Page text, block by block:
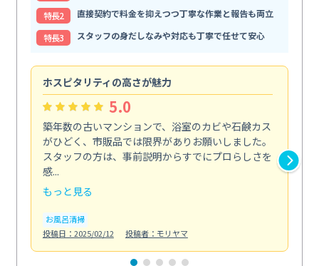
特⻑2
直接契約で料金を抑えつつ丁寧な作業と報告も両立
特⻑3
スタッフの身だしなみや対応も丁寧で任せて安心
ホスピタリティの高さが魅力
5.0
築年数の古いマンションで、浴室のカビや石鹸カス
がひどく、市販品では限界がありお願いしました。
スタッフの方は、事前説明からすでにプロらしさを
感...
もっと見る
お風呂清掃
投稿日：2025/02/12
投稿者：モリヤマ